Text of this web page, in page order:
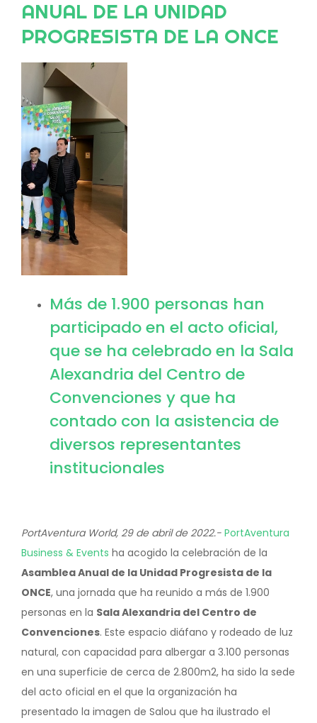
ANUAL DE LA UNIDAD
PROGRESISTA DE LA ONCE
Image
Más de 1.900 personas han
participado en el acto oficial,
que se ha celebrado en la Sala
Alexandria del Centro de
Convenciones y que ha
contado con la asistencia de
diversos representantes
institucionales
PortAventura World, 29 de abril de 2022.- PortAventura
Business & Events ha acogido la celebración de la
Asamblea Anual de la Unidad Progresista de la
ONCE, una jornada que ha reunido a más de 1.900
personas en la Sala Alexandria del Centro de
Convenciones. Este espacio diáfano y rodeado de luz
natural, con capacidad para albergar a 3.100 personas
en una superficie de cerca de 2.800m2, ha sido la sede
del acto oficial en el que la organización ha
presentado la imagen de Salou que ha ilustrado el